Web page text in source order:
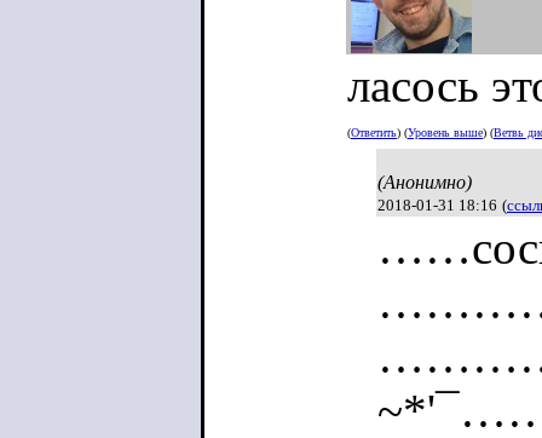
ласось
(Ответить) (Уровень выше) (Ветвь
(Анонимно)
2018-01-31 18:16 (